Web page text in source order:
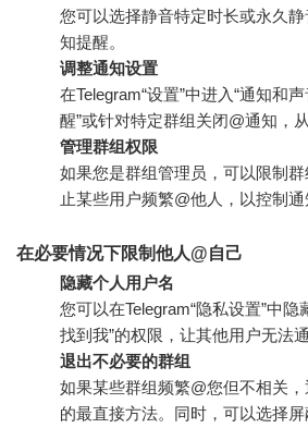
您可以选择静音特定时长或永久
知提醒。
调整通知设置
在Telegram“设置”中进入“通知和
醒”或针对特定群组关闭@通知，
管理群组权限
如果您是群组管理员，可以限制
止某些用户频繁@他人，以控制通
在必要情况下限制他人@自己
隐藏个人用户名
您可以在Telegram“隐私设置”中隐
找到我”的权限，让其他用户无法
退出不必要的群组
如果某些群组频繁@您但不相关
的最直接方法。同时，可以选择